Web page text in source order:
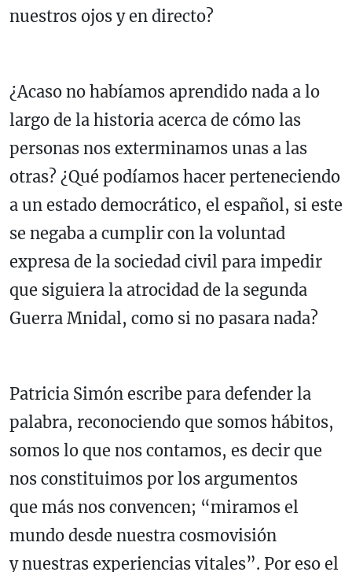
nuestros ojos y en directo?
¿Acaso no habíamos aprendido nada a lo
largo de la historia acerca de cómo las
personas nos exterminamos unas a las
otras? ¿Qué podíamos hacer perteneciendo
a un estado democrático, el español, si este
se negaba a cumplir con la voluntad
expresa de la sociedad civil para impedir
que siguiera la atrocidad de la segunda
Guerra Mnidal, como si no pasara nada?
Patricia Simón escribe para defender la
palabra, reconociendo que somos hábitos,
somos lo que nos contamos, es decir que
nos constituimos por los argumentos
que más nos convencen; “miramos el
mundo desde nuestra cosmovisión
y nuestras experiencias vitales”. Por eso el